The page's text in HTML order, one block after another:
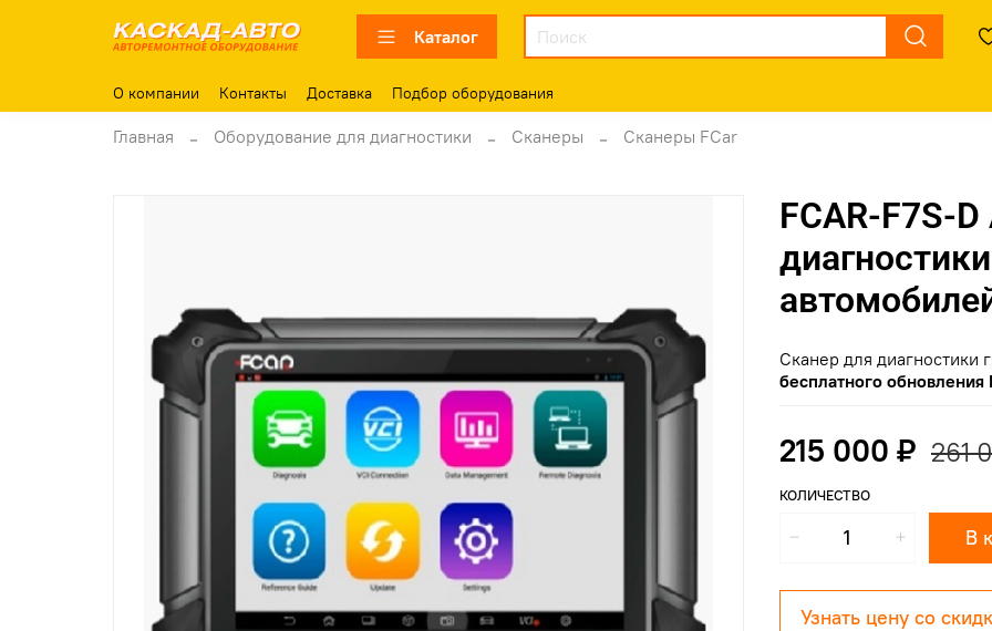
Каталог
О компании Контакты Доставка Подбор оборудования
Главная Оборудование для диагностики Сканеры Сканеры FCar
FCAR-F7S-
215 000 ₽ 261
КОЛИЧЕСТВО
В
Узнать цену со
Сканер для диагностики
бесплатного